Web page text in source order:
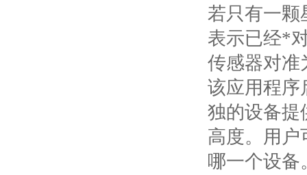
若只有一颗
表示已经*
传感器对准
该应用程序
独的设备提
高度。用户
哪一个设备